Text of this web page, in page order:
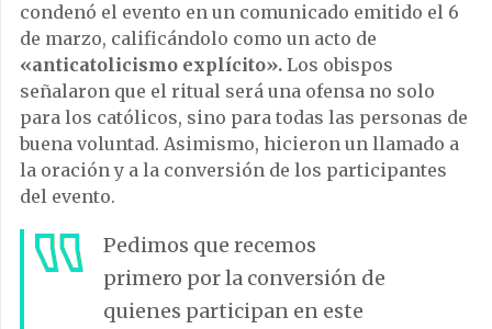
condenó el evento en un comunicado emitido el 6
de marzo, calificándolo como un acto de
«anticatolicismo explícito». Los obispos
señalaron que el ritual será una ofensa no solo
para los católicos, sino para todas las personas de
buena voluntad. Asimismo, hicieron un llamado a
la oración y a la conversión de los participantes
del evento.
Pedimos que recemos
primero por la conversión de
quienes participan en este